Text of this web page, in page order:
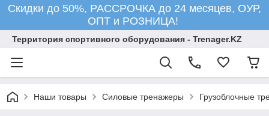
Скидки до 50%, РАССРОЧКА до 24 месяцев, ОУР,
ОПТ и РОЗНИЦА!
Территория спортивного оборудования - Trenager.KZ
Наши товары Силовые тренажеры Грузоблочные